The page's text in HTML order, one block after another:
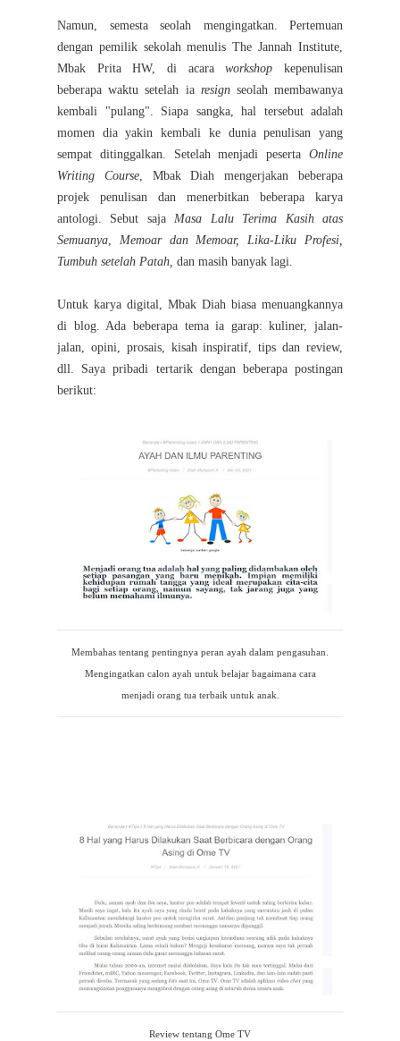
Namun, semesta seolah mengingatkan. Pertemuan
dengan pemilik sekolah menulis The Jannah Institute,
Mbak Prita HW, di acaraworkshopkepenulisan
beberapa waktu setelah ia resign seolah membawanya
kembali "pulang". Siapa sangka, hal tersebut adalah
momen dia yakin kembali ke dunia penulisan yang
sempat ditinggalkan. Setelah menjadi peserta Online
Writing Course, Mbak Diah mengerjakan beberapa
projek penulisan dan menerbitkan beberapa karya
antologi. Sebut saja Masa Lalu Terima Kasih atas
Semuanya
Memoar dan Memoar, Lika-Liku Profesi,
Tumbuh setelah Patah, dan masih banyak lagi.
Untuk karya digital, Mbak Diah biasa menuangkannya
di blog. Ada beberapa tema ia garap: kuliner, jalan-
jalan, opini, prosais, kisah inspiratif, tips dan review,
dll. Saya pribadi tertarik dengan beberapa postingan
berikut:
Membahas tentang pentingnya peran ayah dalam pengasuhan.
Mengingatkan calon ayah untuk belajar bagaimana cara
menjadi orang tua terbaik untuk anak.
Review tentang Ome TV